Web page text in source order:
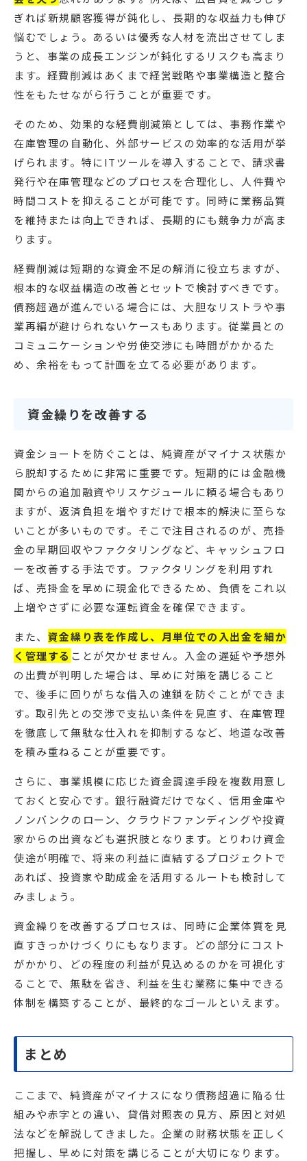
ぎれば新規顧客獲得が鈍化し、長期的な収益力も伸び
悩むでしょう。あるいは優秀な人材を流出させてしま
うと、事業の成長エンジンが鈍化するリスクも高まり
ます。経費削減はあくまで経営戦略や事業構造と整合
性をもたせながら行うことが重要です。
そのため、効果的な経費削減策としては、事務作業や
在庫管理の自動化、外部サービスの効率的な活用が挙
げられます。特にITツールを導入することで、請求書
発行や在庫管理などのプロセスを合理化し、人件費や
時間コストを抑えることが可能です。同時に業務品質
を維持または向上できれば、長期的にも競争力が高ま
ります。
経費削減は短期的な資金不足の解消に役立ちますが、
根本的な収益構造の改善とセットで検討すべきです。
債務超過が進んでいる場合には、大胆なリストラや事
業再編が避けられないケースもあります。従業員との
コミュニケーションや労使交渉にも時間がかかるた
め、余裕をもって計画を立てる必要があります。
資金繰りを改善する
資金ショートを防ぐことは、純資産がマイナス状態か
ら脱却するために非常に重要です。短期的には金融機
関からの追加融資やリスケジュールに頼る場合もあり
ますが、返済負担を増やすだけで根本的解決に至らな
いことが多いものです。そこで注目されるのが、売掛
金の早期回収やファクタリングなど、キャッシュフロ
ーを改善する手法です。ファクタリングを利用すれ
ば、売掛金を早めに現金化できるため、負債をこれ以
上増やさずに必要な運転資金を確保できます。
また、 資金繰り表を作成し、月単位での入出金を細か
く管理する ことが欠かせません。入金の遅延や予想外
の出費が判明した場合は、早めに対策を講じること
で、後手に回りがちな借入の連鎖を防ぐことができま
す。取引先との交渉で支払い条件を見直す、在庫管理
を徹底して無駄な仕入れを抑制するなど、地道な改善
を積み重ねることが重要です。
さらに、事業規模に応じた資金調達手段を複数用意し
ておくと安心です。銀行融資だけでなく、信用金庫や
ノンバンクのローン、クラウドファンディングや投資
家からの出資なども選択肢となります。とりわけ資金
使途が明確で、将来の利益に直結するプロジェクトで
あれば、投資家や助成金を活用するルートも検討して
みましょう。
資金繰りを改善するプロセスは、同時に企業体質を見
直すきっかけづくりにもなります。どの部分にコスト
がかかり、どの程度の利益が見込めるのかを可視化す
ることで、無駄を省き、利益を生む業務に集中できる
体制を構築することが、最終的なゴールといえます。
まとめ
ここまで、純資産がマイナスになり債務超過に陥る仕
組みや赤字との違い、貸借対照表の見方、原因と対処
法などを解説してきました。企業の財務状態を正しく
把握し、早めに対策を講じることが大切になります。